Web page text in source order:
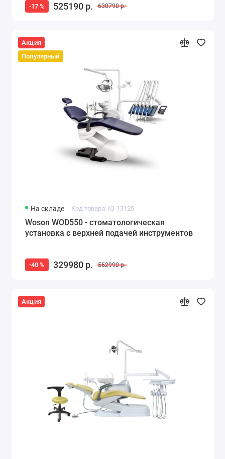
-17 % 525190 р. 630790 р.
Акция
Популярный
На складе Код товара: IQ-13125
Woson WOD550 - стоматологическая
установка с верхней подачей инструментов
-40 % 329980 р. 552990 р.
Акция